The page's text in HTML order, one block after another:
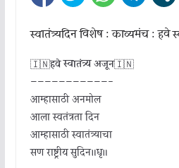
स्वातंत्र्यदिन विशेष : काव्यमंच : हवे
🇮🇳हवे स्वातंत्र्य अजून🇮🇳
———————————-
आम्हासाठी अनमोल
आला स्वतंत्रता दिन
आम्हासाठी स्वातंत्र्याचा
सण राष्ट्रीय सुदिन॥धृ॥